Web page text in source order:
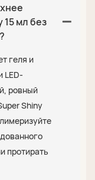
15 мл без
геля и
LED-
ровный
Shiny
протирать